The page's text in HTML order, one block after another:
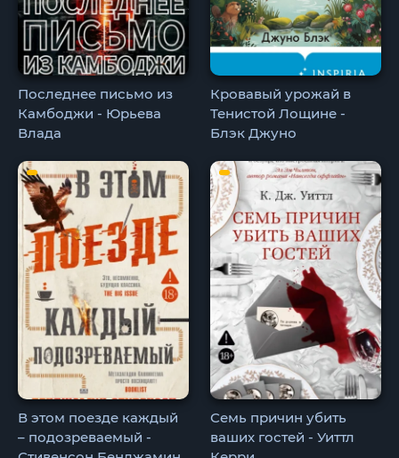
Последнее письмо из
Камбоджи - Юрьева
Влада
Кровавый урожай в
Тенистой Лощине -
Блэк Джуно
В этом поезде каждый
– подозреваемый -
Семь причин убить
ваших гостей - Уиттл